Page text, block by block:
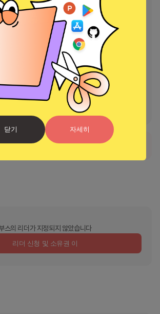
닫기 자세히
확인
태를 모니터링합니다
족 구성원의 위치 파악
치 숨기기
화
지원
연결 및 연결 해제
의 위치 권한만 필요합니다. 고유 코드 및 프라이빗 네
인 정보 및 데이터 보안이 엄격히 보호됩니다. *우리
며, 모든 기능은 상호 동의 하에만 사용 가능합니다.
정식 서비스로 출시되었습니다.
스의 리더가 지정되지 않았습니다
리더 신청 및 소유권 이